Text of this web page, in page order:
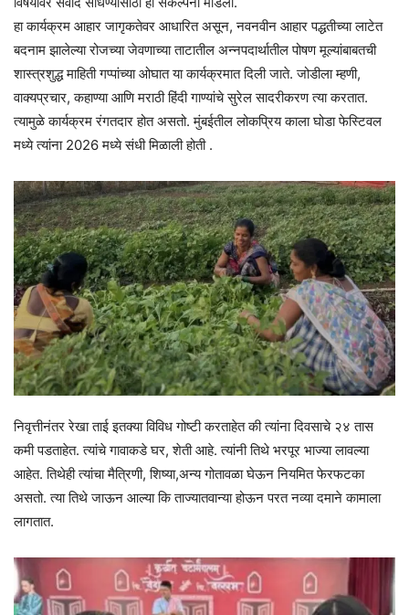
हा कार्यक्रम आहार जागृकतेवर आधारित असून, नवनवीन आहार पद्धतीच्या लाटेत
बदनाम झालेल्या रोजच्या जेवणाच्या ताटातील अन्नपदार्थातील पोषण मूल्यांबाबतची
शास्त्रशुद्ध माहिती गप्पांच्या ओघात या कार्यक्रमात दिली जाते. जोडीला म्हणी,
वाक्यप्रचार, कहाण्या आणि मराठी हिंदी गाण्यांचे सुरेल सादरीकरण त्या करतात.
त्यामुळे कार्यक्रम रंगतदार होत असतो. मुंबईतील लोकप्रिय काला घोडा फेस्टिवल
मध्ये त्यांना 2026 मध्ये संधी मिळाली होती .
निवृत्तीनंतर रेखा ताई इतक्या विविध गोष्टी करताहेत की त्यांना दिवसाचे २४ तास
कमी पडताहेत. त्यांचे गावाकडे घर, शेती आहे. त्यांनी तिथे भरपूर भाज्या लावल्या
आहेत. तिथेही त्यांचा मैत्रिणी, शिष्या,अन्य गोतावळा घेऊन नियमित फेरफटका
असतो. त्या तिथे जाऊन आल्या कि ताज्यातवान्या होऊन परत नव्या दमाने कामाला
लागतात.